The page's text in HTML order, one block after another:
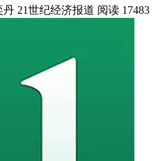
丹 21世纪经济报道 阅读 17483